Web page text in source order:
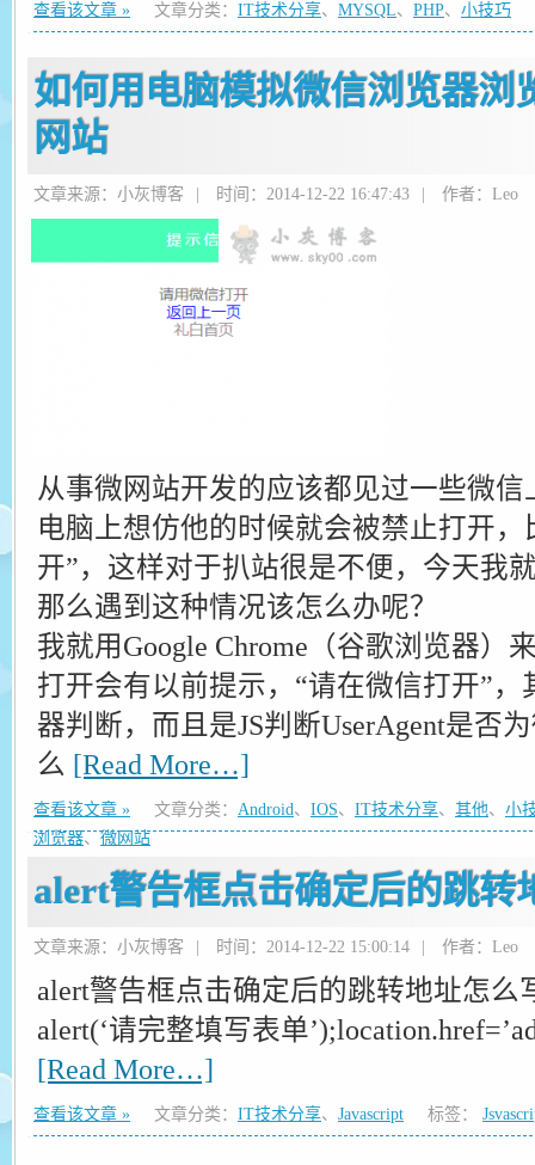
查看该文章 » 文章分类： IT技术分享、 MYSQL、 PHP、 小技巧
如何用电脑模拟微信浏览器浏
网站
文章来源：小灰博客 时间：2014-12-22 16:47:43 作者：Leo
从事微网站开发的应该都见过一些微
电脑上想仿他的时候就会被禁止打开
开”，这样对于扒站很是不便，今天我
那么遇到这种情况该怎么办呢？
我就用Google Chrome（谷歌浏览器）
打开会有以前提示，“请在微信打开”
器判断，而且是JS判断UserAgent是否
么 [Read More…]
查看该文章 » 文章分类： Android、 IOS、 IT技术分享、 其他、 小
浏览器、微网站
alert警告框点击确定后的跳转
文章来源：小灰博客 时间：2014-12-22 15:00:14 作者：Leo
alert警告框点击确定后的跳转地址怎么
alert(‘请完整填写表单
[Read More…]
查看该文章 » 文章分类： IT技术分享、 Javascript 标签：